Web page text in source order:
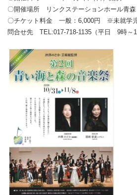
〇開催場所 リンクステーションホール青森
〇チケット料金 一般：6,000円 ※未就学
問合せ先 TEL:017-718-1135（平日 9時～